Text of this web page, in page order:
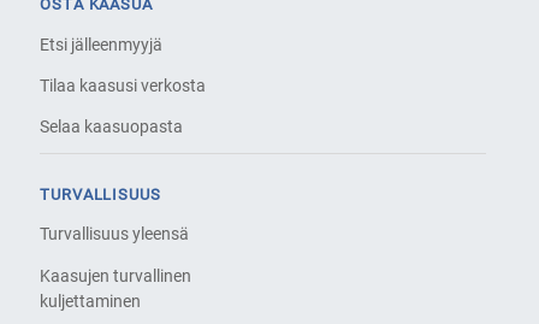
OSTA KAASUA
Etsi jälleenmyyjä
Tilaa kaasusi verkosta
Selaa kaasuopasta
TURVALLISUUS
Turvallisuus yleensä
Kaasujen turvallinen
kuljettaminen